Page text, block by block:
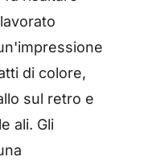
di colore,
sul retro e
ali. Gli